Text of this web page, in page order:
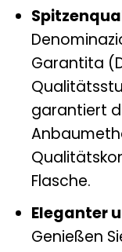
Garantita
garantiert
Flasche.
Eleganter
Genießen